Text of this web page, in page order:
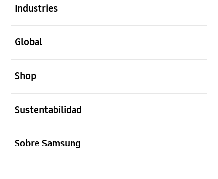
Industries
Global
Shop
Sustentabilidad
Sobre Samsung